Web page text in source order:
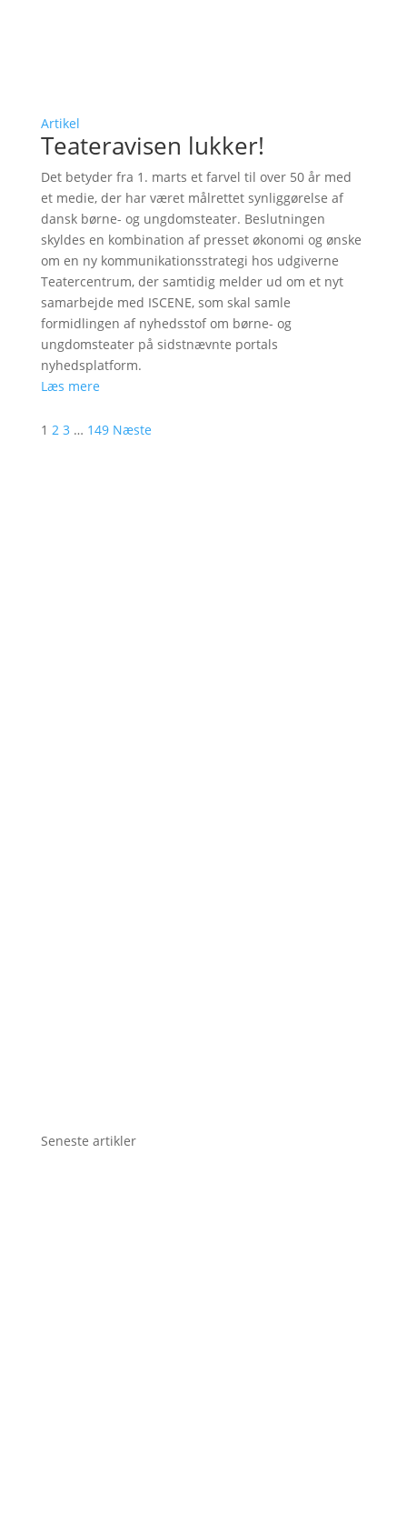
Artikel
Teateravisen lukker!
Det betyder fra 1. marts et farvel til over 50 år med
et medie, der har været målrettet synliggørelse af
dansk børne- og ungdomsteater. Beslutningen
skyldes en kombination af presset økonomi og ønske
om en ny kommunikationsstrategi hos udgiverne
Teatercentrum, der samtidig melder ud om et nyt
samarbejde med ISCENE, som skal samle
formidlingen af nyhedsstof om børne- og
ungdomsteater på sidstnævnte portals
nyhedsplatform.
Læs mere
1 2 3 … 149 Næste
Seneste artikler